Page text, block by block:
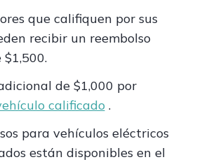
que califiquen por sus
recibir un reembolso
de $1,000 por
calificado .
para vehículos eléctricos
están disponibles en el